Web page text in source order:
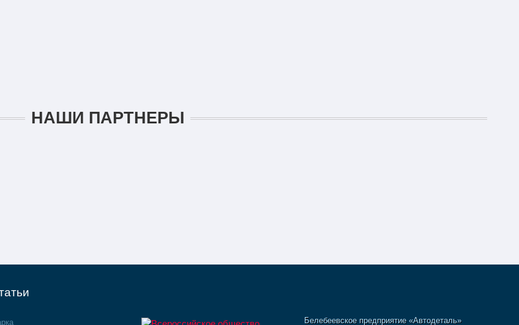
НАШИ ПАРТНЕРЫ
Белебеевское предприятие «Автодеталь»